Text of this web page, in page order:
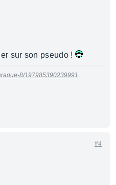
sur son pseudo !
8/197985390239991
#4